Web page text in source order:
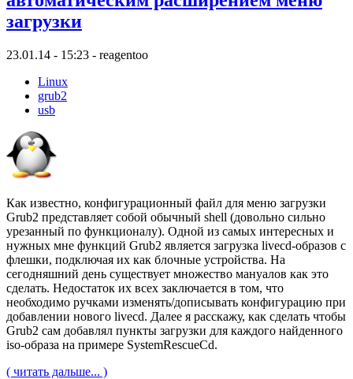
загрузки
23.01.14 - 15:23 - reagentoo
Linux
grub2
usb
Как известно, конфигурационный файл для меню загрузки
Grub2 представляет собой обычный shell (довольно сильно
урезанный по функционалу). Одной из самых интересных и
нужных мне функций Grub2 является загрузка livecd-образов с
флешки, подключая их как блочные устройства. На
сегодняшний день существует множество мануалов как это
сделать. Недостаток их всех заключается в том, что
необходимо ручками изменять/дописывать конфигурацию при
добавлении нового livecd. Далее я расскажу, как сделать чтобы
Grub2 сам добавлял пункты загрузки для каждого найденного
iso-образа на примере SystemRescueCd.
( читать дальше... )